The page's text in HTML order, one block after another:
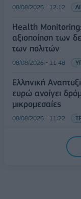
08/08/2026 - 12:12
Health
αξιοποίηση των
των πολιτών
08/08/2026 - 11:48
Ελληνική
ευρώ ανοίγει
μικρομεσαίες
08/08/2026 - 11:22
5G παντού, 6G
Ελλάδα στη